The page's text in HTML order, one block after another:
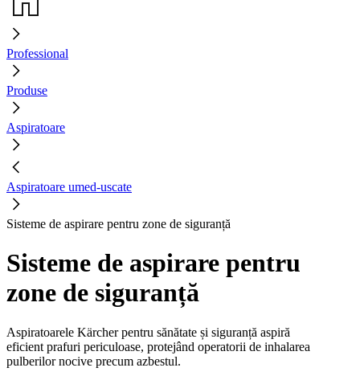
Professional
Produse
Aspiratoare
Aspiratoare umed-uscate
Sisteme de aspirare pentru zone de siguranță
Sisteme de aspirare pentru
zone de siguranță
Aspiratoarele Kärcher pentru sănătate și siguranță aspiră
eficient prafuri periculoase, protejând operatorii de inhalarea
pulberilor nocive precum azbestul.